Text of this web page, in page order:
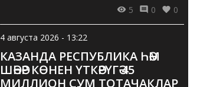
5 0 0
4 августа 2026 - 13:22
КАЗАНДА РЕСПУБЛИКА ҺӘМ
ШӘҺӘР КӨНЕН ҮТКӘРҮГӘ 45
МИЛЛИОН СУМ ТОТАЧАКЛАР